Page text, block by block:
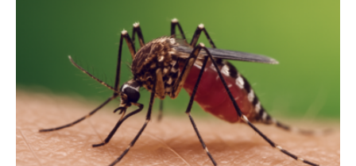
Grünalgen, die vor Hunderten von Millionen Jahren
lebten. Unter den Vorfahren sticht eine Gruppe heraus,
die noch heute in der Natur vorkommt: die
Süßwasseralge Coleochaetophyceae. Einige Arten
dieser Gruppe bilden aus Zellfäden dichte Geflechte
mit scheibenförmiger Gestalt. Was auffällig ist: Die
nächsten…